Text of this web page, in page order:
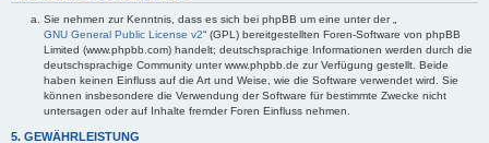
Sie nehmen zur Kenntnis, dass es sich bei phpBB um eine unter der „
GNU General Public License v2“ (GPL) bereitgestellten Foren-Software von phpBB
Limited (www.phpbb.com) handelt; deutschsprachige Informationen werden durch die
deutschsprachige Community unter www.phpbb.de zur Verfügung gestellt. Beide
haben keinen Einfluss auf die Art und Weise, wie die Software verwendet wird. Sie
können insbesondere die Verwendung der Software für bestimmte Zwecke nicht
untersagen oder auf Inhalte fremder Foren Einfluss nehmen.
5. GEWÄHRLEISTUNG